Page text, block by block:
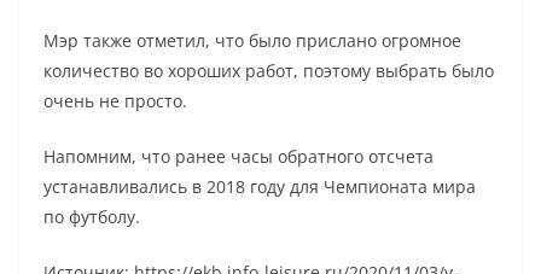
Мэр также отметил, что было прислано огромное
количество во хороших работ, поэтому выбрать было
очень не просто.
Напомним, что ранее часы обратного отсчета
устанавливались в 2018 году для Чемпионата мира
по футболу.